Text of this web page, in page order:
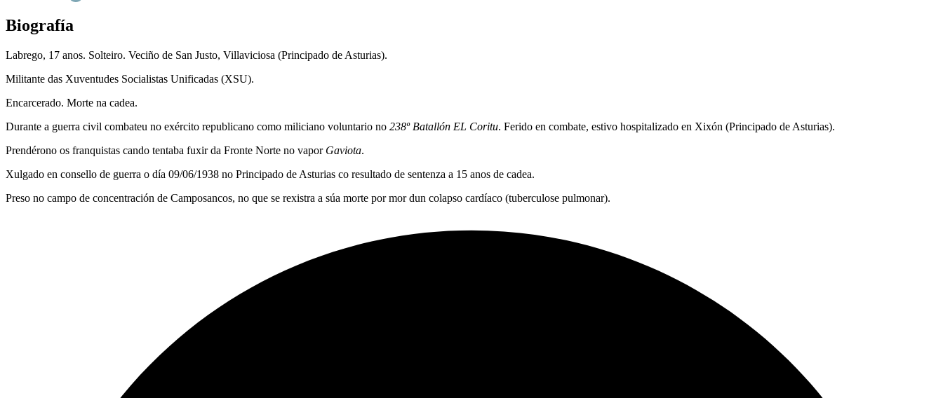
Biografía
Labrego, 17 anos. Solteiro. Veciño de San Justo, Villaviciosa (Principado de Asturias).
Militante das Xuventudes Socialistas Unificadas (XSU).
Encarcerado. Morte na cadea.
Durante a guerra civil combateu no exército republicano como miliciano voluntario no 238º Batallón EL Coritu. Ferido en combate, estivo hospitalizado en Xixón (Principado de Asturias).
Prendérono os franquistas cando tentaba fuxir da Fronte Norte no vapor Gaviota.
Xulgado en consello de guerra o día 09/06/1938 no Principado de Asturias co resultado de sentenza a 15 anos de cadea.
Preso no campo de concentración de Camposancos, no que se rexistra a súa morte por mor dun colapso cardíaco (tuberculose pulmonar).